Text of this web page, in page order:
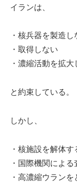
イランは、
・核兵器を製造し
・取得しない
・濃縮活動を拡大
と約束している。
しかし、
・核施設を解体
・国際機関によ
・高濃縮ウラン